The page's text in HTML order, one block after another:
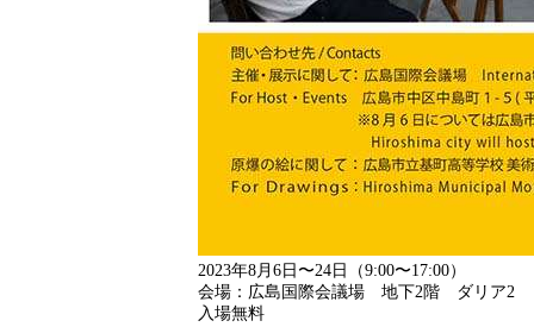
2023年8月6日〜24日（9:00〜17:00）
会場：広島国際会議場 地下2階 ダリア2
入場無料